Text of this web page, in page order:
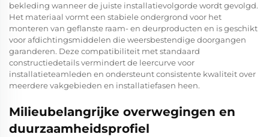
bekleding wanneer de juiste installatievolgorde wordt gevolgd.
Het materiaal vormt een stabiele ondergrond voor het
monteren van geflanste raam- en deurproducten en is geschikt
voor afdichtingsmiddelen die weersbestendige doorgangen
garanderen. Deze compatibiliteit met standaard
constructiedetails vermindert de leercurve voor
installatieteamleden en ondersteunt consistente kwaliteit over
meerdere vakgebieden en installatiefasen heen.
Milieubelangrijke overwegingen en
duurzaamheidsprofiel